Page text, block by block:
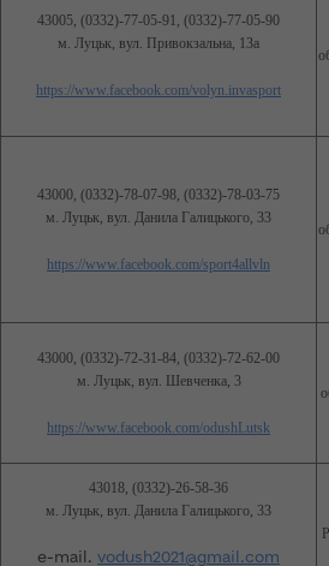
43005, (0332)-77-05-91, (0332)-77-05-90
м. Луцьк, вул. Привокзальна, 13а
https://www.facebook.com/volyn.invasport
43000, (0332)-78-07-98, (0332)-78-03-75
м. Луцьк, вул. Данила Галицького, 33
https://www.facebook.com/sport4allvln
43000, (0332)-72-31-84, (0332)-72-62-00
м. Луцьк, вул. Шевченка, 3
https://www.facebook.com/odushLutsk
43018, (0332)-26-58-36
м. Луцьк, вул. Данила Галицького, 33
e-mail. vodush2021@gmail.com